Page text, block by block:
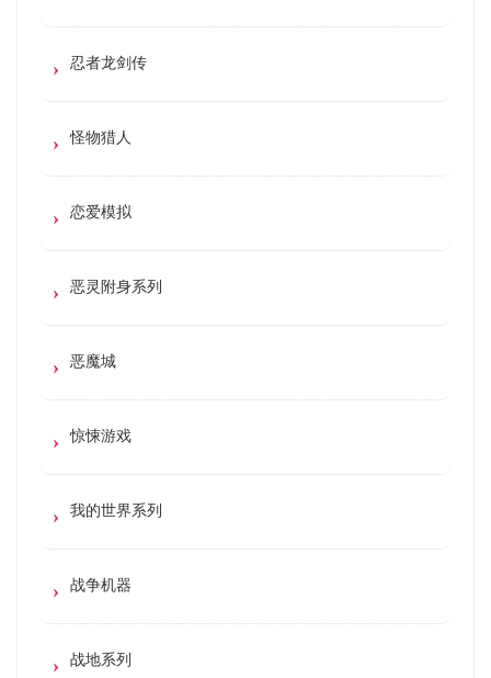
忍者龙剑传
怪物猎人
恋爱模拟
恶灵附身系列
恶魔城
惊悚游戏
我的世界系列
战争机器
战地系列